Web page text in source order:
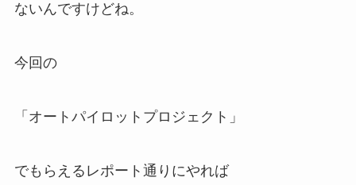
ないんですけどね。
今回の
「オートパイロットプロジェクト」
でもらえるレポート通りにやれば